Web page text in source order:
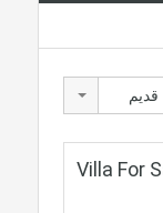
قديم
Villa For